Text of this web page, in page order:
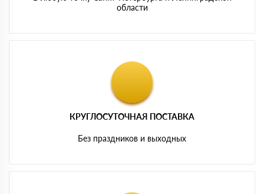
области
КРУГЛОСУТОЧНАЯ ПОСТАВКА
Без праздников и выходных